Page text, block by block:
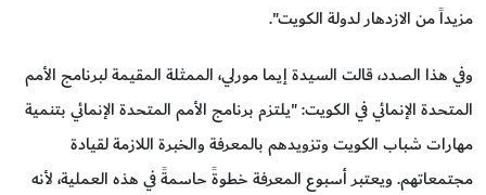
مزيداً من الازدهار لدولة الكويت".
وفي هذا الصدد، قالت السيدة إيما مورلي، الممثلة المقيمة لبرنامج الأمم
المتحدة الإنمائي في الكويت: "يلتزم برنامج الأمم المتحدة الإنمائي بتنمية
مهارات شباب الكويت وتزويدهم بالمعرفة والخبرة اللازمة لقيادة
مجتمعاتهم. ويعتبر أسبوع المعرفة خطوةً حاسمةً في هذه العملية، لأنه